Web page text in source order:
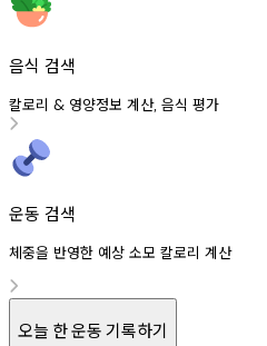
음식 검색
칼로리 & 영양정보 계산, 음식 평가
운동 검색
체중을 반영한 예상 소모 칼로리 계산
오늘 한 운동 기록하기